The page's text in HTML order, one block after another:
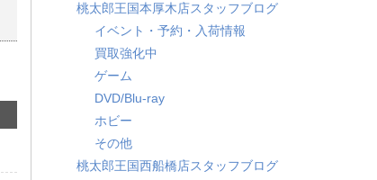
桃太郎王国本厚木店スタッフブログ
イベント・予約・入荷情報
買取強化中
ゲーム
DVD/Blu-ray
ホビー
その他
桃太郎王国西船橋店スタッフブログ